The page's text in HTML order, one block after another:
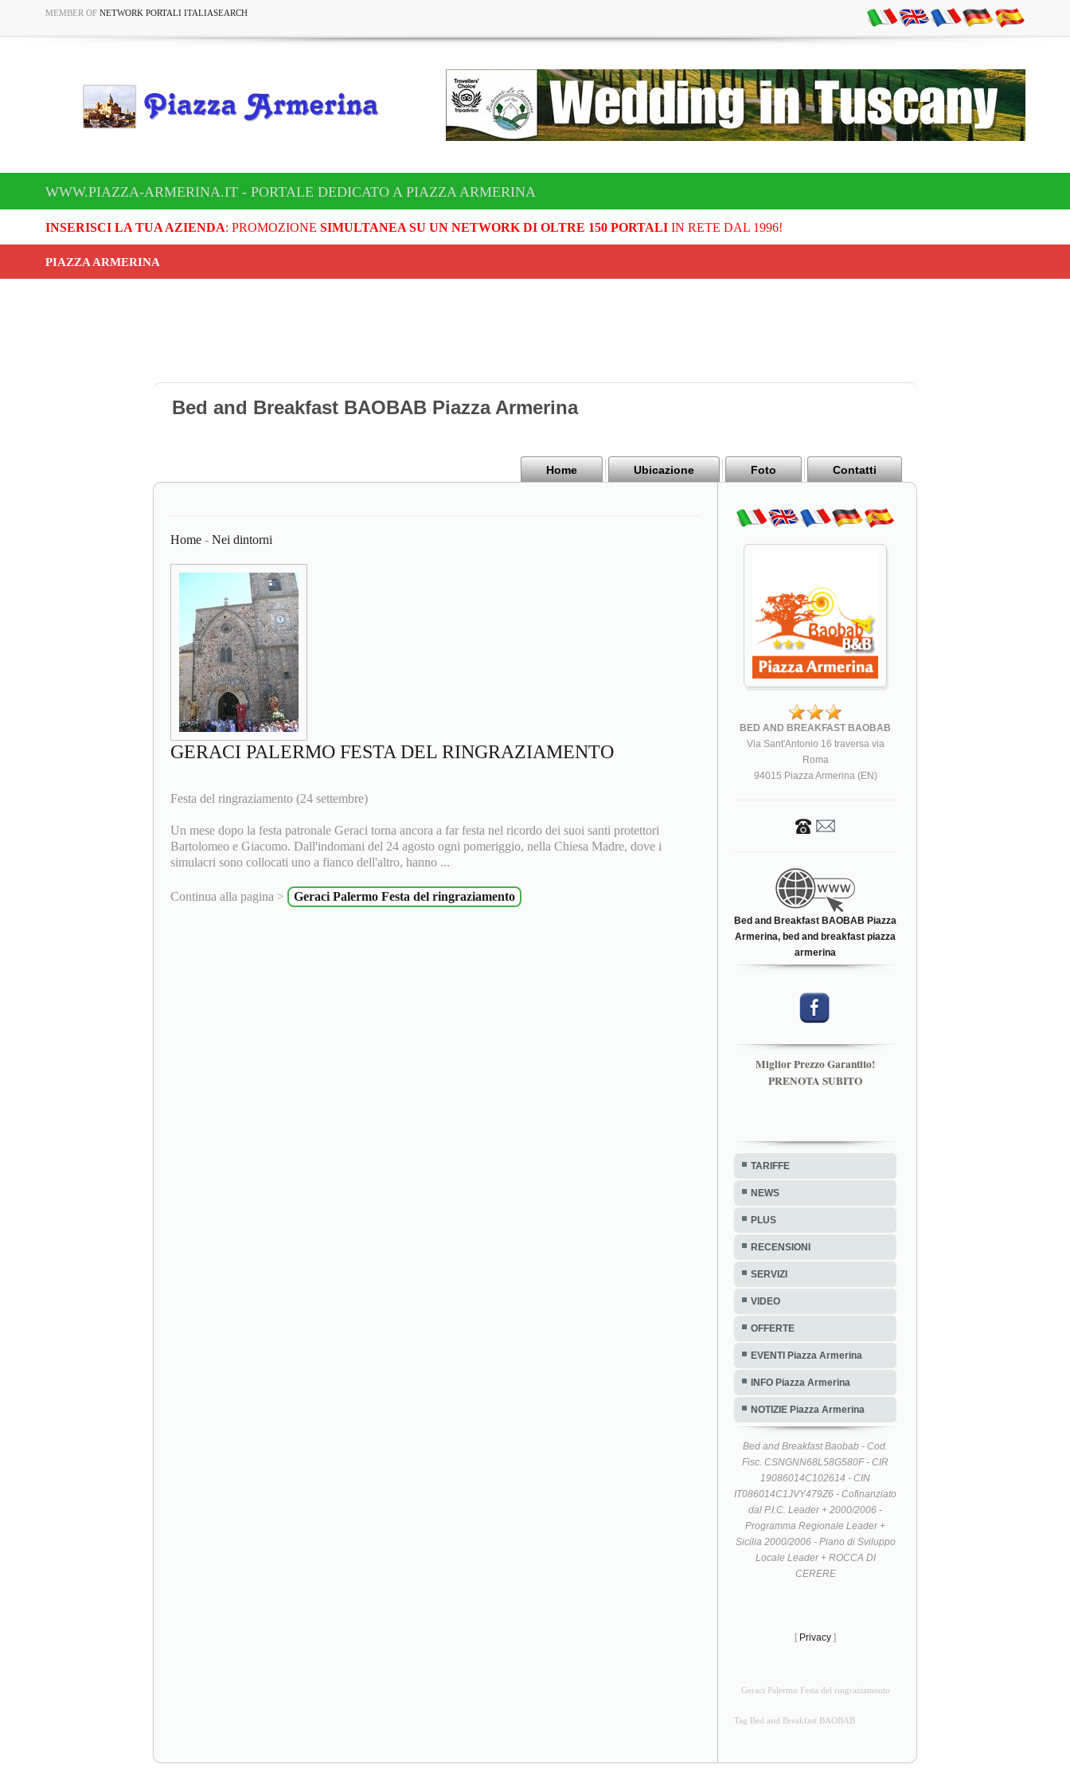
MEMBER OF NETWORK PORTALI ITALIASEARCH
WWW.PIAZZA-ARMERINA.IT - PORTALE DEDICATO A PIAZZA ARMERINA
INSERISCI LA TUA AZIENDA: PROMOZIONE SIMULTANEA SU UN NETWORK DI OLTRE 150 PORTALIIN RETE DAL 1996!
PIAZZA ARMERINA
Bed and Breakfast BAOBAB Piazza Armerina
Home Ubicazione Foto Contatti
Home - Nei dintorni
GERACI PALERMO FESTA DEL RINGRAZIAMENTO
Festa del ringraziamento (24 settembre)
Un mese dopo la festa patronale Geraci torna ancora a far festa nel ricordo dei suoi santi protettori
Bartolomeo e Giacomo. Dall'indomani del 24 agosto ogni pomeriggio, nella Chiesa Madre, dove i
simulacri sono collocati uno a fianco dell'altro, hanno ...
Continua alla pagina > Geraci Palermo Festa del ringraziamento
BED AND BREAKFAST BAOBAB
Via Sant'Antonio 16 traversa via
Roma
94015 Piazza Armerina (EN)
Bed and Breakfast BAOBAB Piazza
Armerina, bed and breakfast piazza
armerina
Miglior Prezzo Garantito!
PRENOTA SUBITO
TARIFFE
NEWS
PLUS
RECENSIONI
SERVIZI
VIDEO
OFFERTE
EVENTI Piazza Armerina
INFO Piazza Armerina
NOTIZIE Piazza Armerina
Bed and Breakfast Baobab - Cod.
Fisc. CSNGNN68L58G580F - CIR
19086014C102614 - CIN
IT086014C1JVY479Z6 - Cofinanziato
dal P.I.C. Leader + 2000/2006 -
Programma Regionale Leader +
Sicilia 2000/2006 - Piano di Sviluppo
Locale Leader + ROCCA DI
CERERE
[ Privacy ]
Geraci Palermo Festa del ringraziamento
Tag Bed and Breakfast BAOBAB